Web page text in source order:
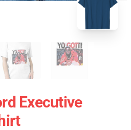
Executive